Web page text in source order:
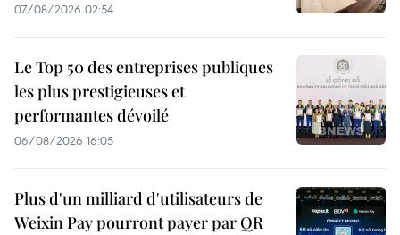
07/08/2026 02:54
Le Top 50 des entreprises publiques
les plus prestigieuses et
performantes dévoilé
06/08/2026 16:05
Plus d'un milliard d'utilisateurs de
Weixin Pay pourront payer par QR